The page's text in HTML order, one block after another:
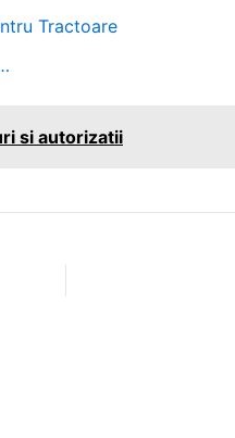
Tractoare
si autorizatii